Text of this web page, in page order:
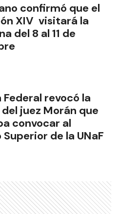
confirmó que el
XIV visitará la
del 8 al 11 de
Federal revocó la
juez Morán que
convocar al
Superior de la UNaF